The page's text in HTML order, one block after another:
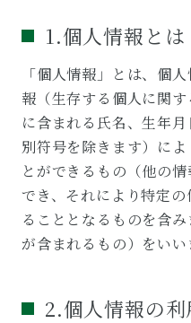
1.個人情報とは
「個⼈情報」とは、個
報（生存する個人に関
に含まれる氏名、生年
別符号を除きます）に
とができるもの（他の
でき、それにより特定
ることとなるものを含
が含まれるもの）をいい
2.個人情報の利